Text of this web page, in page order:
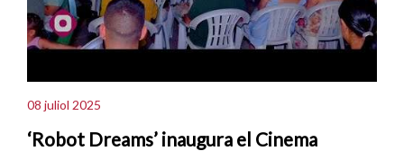
08 juliol 2025
‘Robot Dreams’ inaugura el Cinema